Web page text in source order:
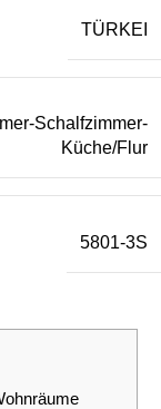
TÜRKEI
Schalfzimmer-
Küche/Flur
5801-3S